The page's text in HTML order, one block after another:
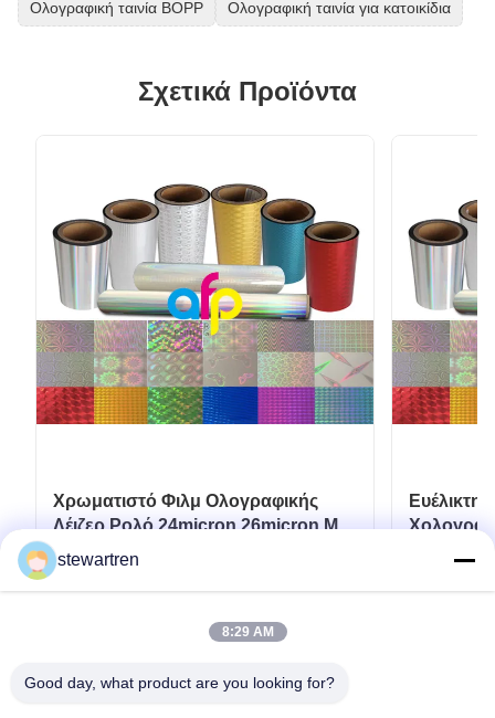
Ολογραφική ταινία BOPP Ολογραφική ταινία για κατοικίδια
Σχετικά Προϊόντα
Χρωματιστό Φιλμ Ολογραφικής
Λέιζερ Ρολό 24micron 26micron Με
Σχέδια Πλάτος 180 - 1880mm
Ευέλικτη
stewartren
8:29 AM
Good day, what product are you looking for?